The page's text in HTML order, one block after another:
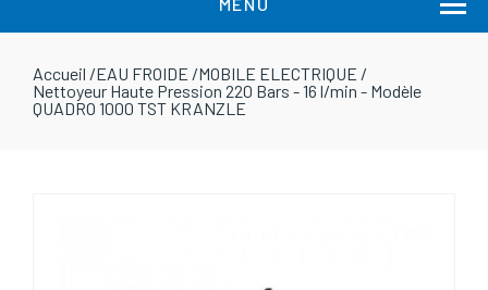
Accueil /EAU FROIDE /MOBILE ELECTRIQUE /
Nettoyeur Haute Pression 220 Bars - 16 l/min - Modèle
QUADRO 1000 TST KRANZLE